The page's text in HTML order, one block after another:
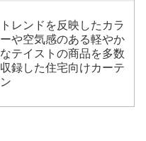
トレンドを反映したカラ
ーや空気感のある軽やか
なテイストの商品を多数
収録した住宅向けカーテ
ン